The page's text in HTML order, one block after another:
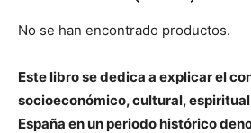
No se han encontrado productos.
Este libro se dedica a explicar el
socioeconómico, cultural,
España en un periodo histórico